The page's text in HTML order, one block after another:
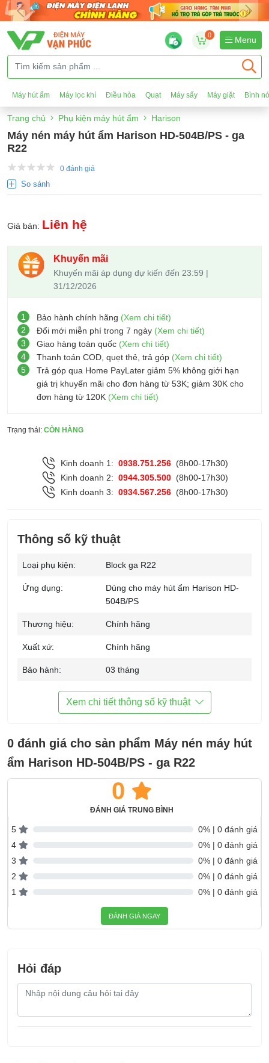
0
Menu
Máy hút ẩm Máy lọc khí Điều hòa Quạt Máy sấy Máy giặt Bình
Trang chủ Phụ kiện máy hút ẩm Harison
Máy nén máy hút ẩm Harison HD-504B/PS - ga
R22
0 đánh giá
So sánh
Giá bán: Liên hệ
Khuyến mãi
Khuyến mãi áp dụng dự kiến đến 23:59 |
31/12/2026
1 Bảo hành chính hãng (Xem chi tiết)
2
Đổi mới miễn phí trong 7 ngày (Xem chi tiết)
3
Giao hàng toàn quốc (Xem chi tiết)
4
Thanh toán COD, quẹt thẻ, trả góp (Xem chi tiết)
5
Trả góp qua Home PayLater giảm 5% không giới hạn
giá trị khuyến mãi cho đơn hàng từ 53K; giảm 30K cho
đơn hàng từ 120K (Xem chi tiết)
Trạng thái: CÒN HÀNG
Kinh doanh 1: 0938.751.256 (8h00-17h30)
Kinh doanh 2: 0944.305.500 (8h00-17h30)
Kinh doanh 3: 0934.567.256 (8h00-17h30)
0 đánh giá cho sản phẩm Máy nén máy hút
ẩm Harison HD-504B/PS - ga R22
0
ĐÁNH GIÁ TRUNG BÌNH
5
0% | 0 đánh giá
4
0% | 0 đánh giá
3
0% | 0 đánh giá
2
0% | 0 đánh giá
1
0% | 0 đánh giá
ĐÁNH GIÁ NGAY
Hỏi đáp
Nội
câu
Thông số kỹ thuật
Loại phụ kiện: Block ga R22
Ứng dụng:
Dùng cho máy hút ẩm Harison HD-
504B/PS
Thương hiệu: Chính hãng
Xuất xứ: Chính hãng
Bảo hành: 03 tháng
Xem chi tiết thông số kỹ thuật